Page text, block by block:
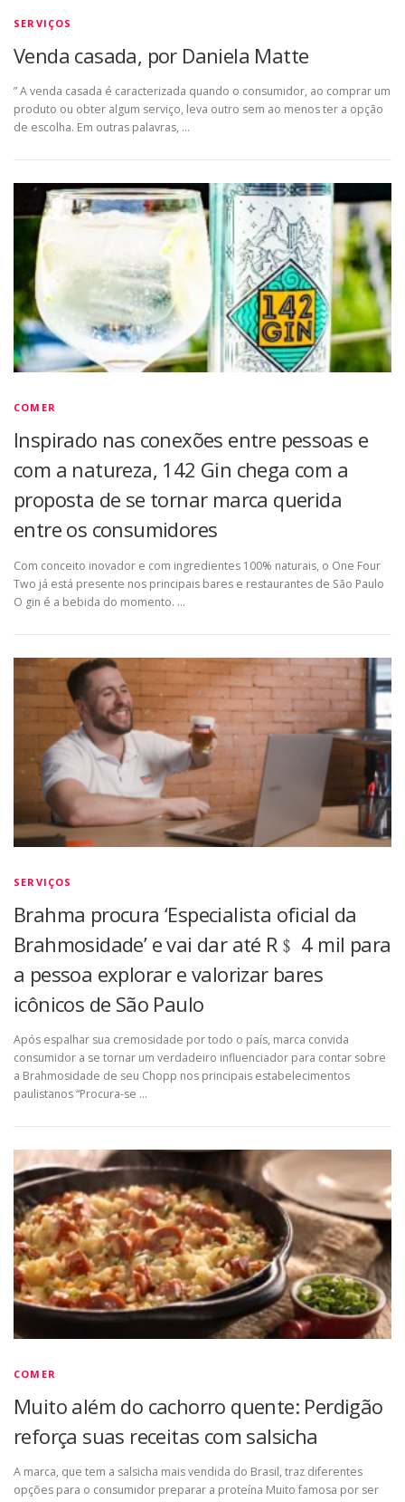
SERVIÇOS
Venda casada, por Daniela Matte
” A venda casada é caracterizada quando o consumidor, ao comprar um
produto ou obter algum serviço, leva outro sem ao menos ter a opção
de escolha. Em outras palavras, …
COMER
Inspirado nas conexões entre pessoas e
com a natureza, 142 Gin chega com a
proposta de se tornar marca querida
entre os consumidores
Com conceito inovador e com ingredientes 100% naturais, o One Four
Two já está presente nos principais bares e restaurantes de São Paulo
O gin é a bebida do momento. …
SERVIÇOS
Brahma procura ‘Especialista oficial da
Brahmosidade’ e vai dar até R﹩ 4 mil para
a pessoa explorar e valorizar bares
icônicos de São Paulo
Após espalhar sua cremosidade por todo o país, marca convida
consumidor a se tornar um verdadeiro influenciador para contar sobre
a Brahmosidade de seu Chopp nos principais estabelecimentos
paulistanos “Procura-se …
COMER
Muito além do cachorro quente: Perdigão
reforça suas receitas com salsicha
A marca, que tem a salsicha mais vendida do Brasil, traz diferentes
opções para o consumidor preparar a proteína Muito famosa por ser